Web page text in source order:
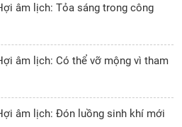
âm lịch: Tỏa sáng trong công
âm lịch: Có thể vỡ mộng vì tham
âm lịch: Đón luồng sinh khí mới